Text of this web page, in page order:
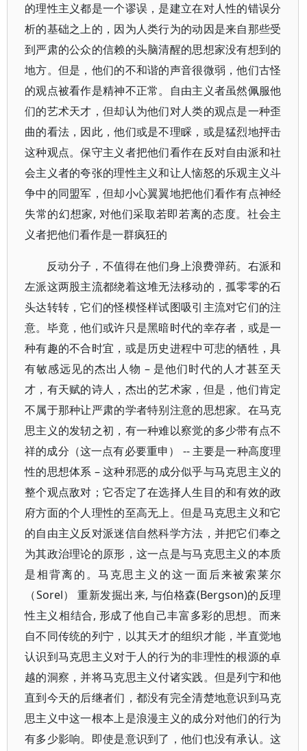
的理性主义都是一个谬误，是建立在对人性的错误分
析的基础之上的，因为人类行为的动因是来自那些受
到严肃的公众的信赖的头脑清醒的思想家没有想到的
地方。但是，他们的不和谐的声音很微弱，他们古怪
的观点被看作是精神不正常。自由主义者虽然佩服他
们的艺术天才，但却认为他们对人类的观点是一种歪
曲的看法，因此，他们或是不理睬，或是猛烈地抨击
这种观点。保守主义者把他们看作在反对自由派和社
会主义者的夸张的理性主义和让人恼怒的乐观主义斗
争中的同盟军，但却小心翼翼地把他们看作有点神经
失常的幻想家, 对他们采取若即若离的态度。社会主
义者把他们看作是一群疯狂的
反动分子，不值得在他们身上浪费弹药。右派和
左派这两股主流都绕着这堆无法移动的，孤零零的石
头达转转，它们的怪模怪样试图吸引主流对它们的注
意。毕竟，他们或许只是黑暗时代的幸存者，或是一
种有趣的不合时宜，或是历史进程中可悲的牺牲，具
有敏感远见的杰出人物 – 是他们时代的人才甚至天
才，有天赋的诗人，杰出的艺术家，但是，他们肯定
不属于那种让严肃的学者特别注意的思想家。在马克
思主义的发轫之初，有一种难以察觉的多少带有点不
祥的成分（这一点有必要重申） -- 主要是一种高度理
性的思想体系 – 这种邪恶的成分似乎与马克思主义的
整个观点敌对；它否定了在选择人生目的和有效的政
府方面的个人理性的至高无上。但是马克思主义和它
的自由主义反对派迷信自然科学方法，并把它们奉之
为其政治理论的原形，这一点是与马克思主义的本质
是相背离的。马克思主义的这一面后来被索莱尔
（Sorel） 重新发掘出来, 与伯格森(Bergson)的反理
性主义相结合, 形成了他自己丰富多彩的思想。而来
自不同传统的列宁，以其天才的组织才能，半直觉地
认识到马克思主义对于人的行为的非理性的根源的卓
越的洞察，并将马克思主义付诸实践。但是列宁和他
直到今天的后继者们，都没有完全清楚地意识到马克
思主义中这一根本上是浪漫主义的成分对他们的行为
有多少影响。即使是意识到了，他们也没有承认。这